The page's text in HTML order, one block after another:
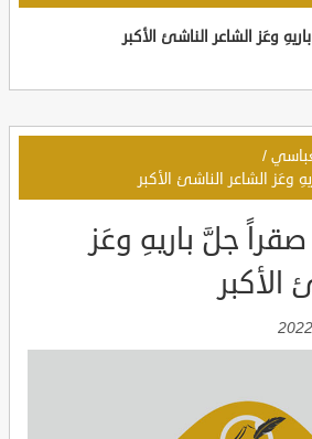
وعَز الشاعر الناشئ الأكبر
/
وعَز الشاعر الناشئ الأكبر
جلَّ باريهِ وعَز
الأكبر